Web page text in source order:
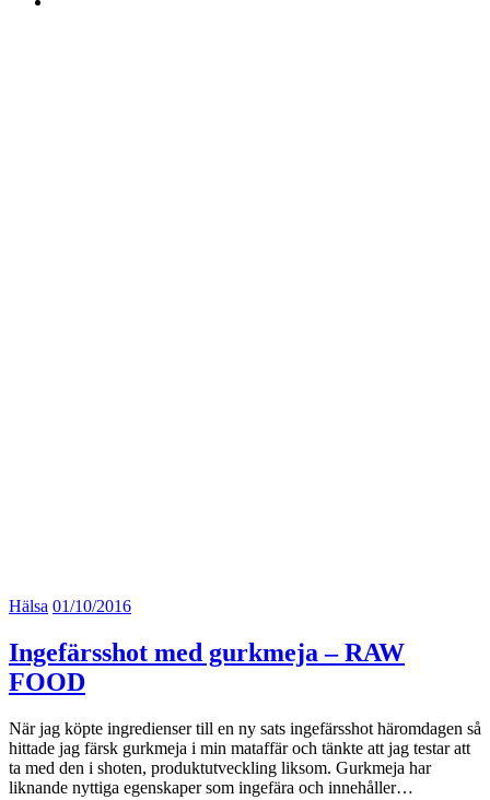
Hälsa 01/10/2016
Ingefärsshot med gurkmeja – RAW
FOOD
När jag köpte ingredienser till en ny sats ingefärsshot häromdagen så
hittade jag färsk gurkmeja i min mataffär och tänkte att jag testar att
ta med den i shoten, produktutveckling liksom. Gurkmeja har
liknande nyttiga egenskaper som ingefära och innehåller…